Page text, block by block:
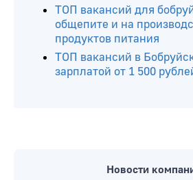
ТОП вакансий для
общепите и на
продуктов питания
ТОП вакансий в
зарплатой от 1 500
Новости